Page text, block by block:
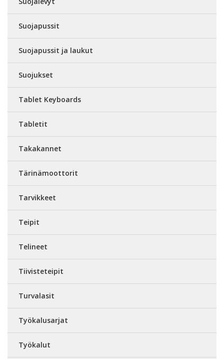
Suojapussit
Suojapussit ja laukut
Suojukset
Tablet Keyboards
Tabletit
Takakannet
Tärinämoottorit
Tarvikkeet
Teipit
Telineet
Tiivisteteipit
Turvalasit
Työkalusarjat
Työkalut